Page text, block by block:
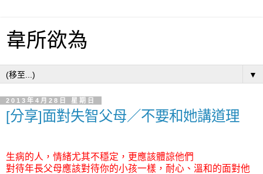
韋所欲為
▼
2013年4月28日 星期日
[分享]面對失智父母／不要和她講道理
生病的人，情緒尤其不穩定，更應該體諒他們
對待年長父母應該對待你的小孩一樣，耐心、溫和的面對他